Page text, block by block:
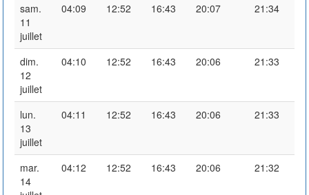
sam.
11
juillet
04:09 12:52 16:43 20:07 21:34
dim.
12
juillet
04:10 12:52 16:43 20:06 21:33
lun.
13
juillet
04:11 12:52 16:43 20:06 21:33
mar.
14
04:12 12:52 16:43 20:06 21:32